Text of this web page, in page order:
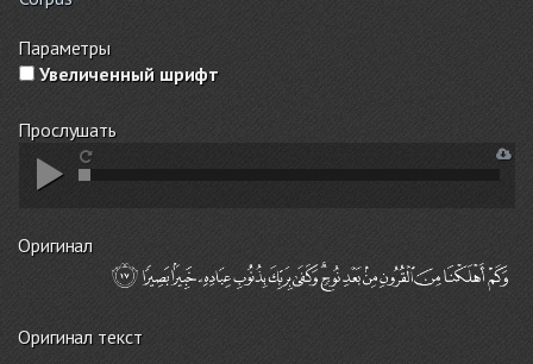
Параметры
Увеличенный шрифт
Прослушать
Оригинал
Оригинал текст